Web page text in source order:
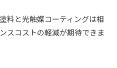
料と光触媒コーティングは相
スコストの軽減が期待できま